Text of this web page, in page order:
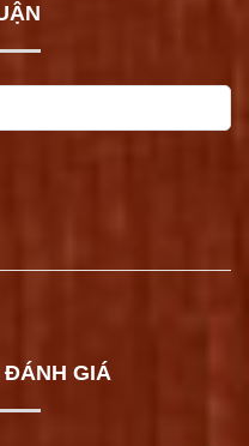
ĐÁNH GIÁ